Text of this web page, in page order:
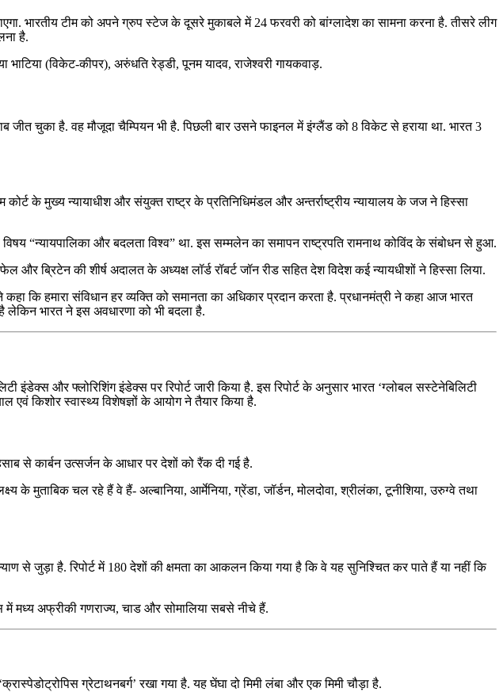
भारतीय टीम को अपने ग्रुप स्टेज के दूसरे मुकाबले में 24 फरवरी को बांग्लादेश का सामना करना है. तीसरे लीग
है.
भाटिया (विकेट-कीपर), अरुंधति रेड्डी, पूनम यादव, राजेश्वरी गायकवाड़.
चुका है. वह मौजूदा चैम्पियन भी है. पिछली बार उसने फाइनल में इंग्लैंड को 8 विकेट से हराया था. भारत 3
के मुख्य न्यायाधीश और संयुक्त राष्ट्र के प्रतिनिधिमंडल और अन्तर्राष्ट्रीय न्यायालय के जज ने हिस्सा
“न्यायपालिका और बदलता विश्व” था. इस सम्मलेन का समापन राष्ट्रपति रामनाथ कोविंद के संबोधन से हुआ.
ब्रिटेन की शीर्ष अदालत के अध्यक्ष लॉर्ड रॉबर्ट जॉन रीड सहित देश विदेश कई न्यायधीशों ने हिस्सा लिया.
कि हमारा संविधान हर व्यक्ति को समानता का अधिकार प्रदान करता है. प्रधानमंत्री ने कहा आज भारत
लेकिन भारत ने इस अवधारणा को भी बदला है.
और फ्लोरिशिंग इंडेक्स पर रिपोर्ट जारी किया है. इस रिपोर्ट के अनुसार भारत ‘ग्लोबल सस्टेनेबिलिटी
एवं किशोर स्वास्थ्य विशेषज्ञों के आयोग ने तैयार किया है.
से कार्बन उत्सर्जन के आधार पर देशों को रैंक दी गई है.
के मुताबिक चल रहे हैं वे हैं- अल्बानिया, आर्मेनिया, ग्रेंडा, जॉर्डन, मोलदोवा, श्रीलंका, टूनीशिया, उरुग्वे तथा
जुड़ा है. रिपोर्ट में 180 देशों की क्षमता का आकलन किया गया है कि वे यह सुनिश्चित कर पाते हैं या नहीं कि
मध्य अफ्रीकी गणराज्य, चाड और सोमालिया सबसे नीचे हैं.
ग्रेटाथनबर्ग’ रखा गया है. यह घेंघा दो मिमी लंबा और एक मिमी चौड़ा है.